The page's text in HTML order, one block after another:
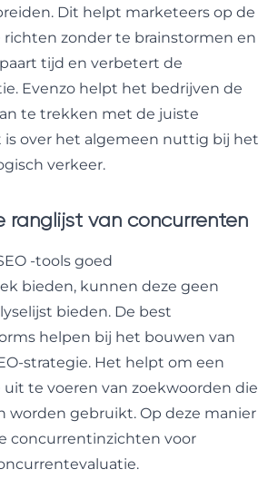
Dit helpt marketeers op de
zonder te brainstormen en
tijd en verbetert de
Evenzo helpt het bedrijven de
te trekken met de juiste
is over het algemeen nuttig bij het
verkeer.
ranglijst van concurrenten
-tools goed
bieden, kunnen deze geen
bieden. De best
helpen bij het bouwen van
strategie. Het helpt om een
te voeren van zoekwoorden die
worden gebruikt. Op deze manier
concurrentinzichten voor